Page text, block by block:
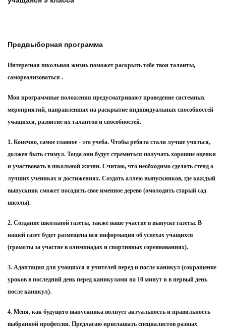
Предвыборная программа
Интересная школьная жизнь поможет раскрыть тебе твои таланты,
самореализоваться .
Мои программные положения предусматривают проведение системных
мероприятий, направленных на раскрытие индивидуальных способностей
учащихся, развитие их талантов и способностей.
1. Конечно, самое главное - это учеба. Чтобы ребята стали лучше учиться,
должен быть стимул. Тогда они будут стремиться получать хорошие оценки
и участвовать в школьной жизни. Считаю, что необходимо сделать стенд о
лучших учениках и достижениях. Создать аллею выпускников, где каждый
выпускник сможет посадить свое именное дерево (омолодить старый сад
школы).
2. Создание школьной газеты, также ваше участие в выпуске газеты. В
нашей газет будет размещена вся информация об успехах учащихся
(грамоты за участие в олимпиадах и спортивных соревнаваниях).
3. Адаптация для учащихся и учителей перед и после каникул (сокращение
уроков в последний день перед каникулами на 10 минут и в первый день
после каникул).
4. Меня, как будущего выпускника волнует актуальность и правильность
выбранной профессии. Предлагаю приглашать специалистов разных